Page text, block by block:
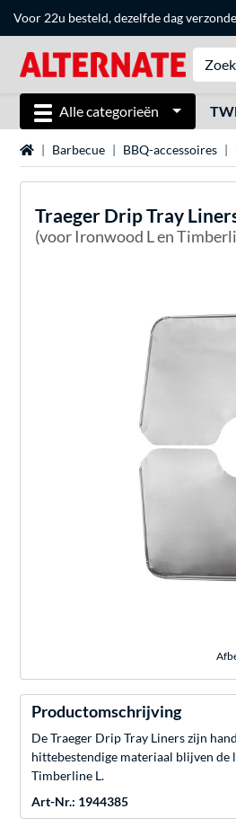
Voor 22u besteld, dezelfde dag
Alle categorieën
Home Barbecue BBQ-accessoires
Traeger Drip Tray
(voor Ironwood L en
Productomschrijving
De Traeger Drip Tray Liners zijn
hittebestendige materiaal blijven de
Timberline L.
Art-Nr.: 1944385